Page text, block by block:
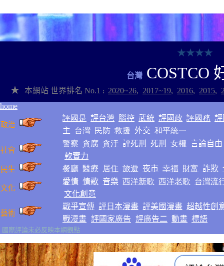
★★★★
台灣 COSTCO
★ 本網站 世界排名 No.1 : 2020~26, 2017~19, 2016, 2015,
home
政治
評國是 評台灣 腦控 武統 評國政 評國務 評
主 台灣 民防 救援 外交 和平統一
社會
警察 貪腐 貪汙 評死刑 死刑 女權 言論自由
軟實力
民生 餐廳 醫療 居住 旅遊 夜市 幸福 財富 詐欺
文化
愛情 情歌 音樂 西洋新歌 西洋老歌 台灣流
文化創意
藝術
戰爭宣傳 評日本漫畫 評美國漫畫 超越性創
戰漫畫 評國家廣告 評廣告二 動畫 標語
國際評論未必反映本網觀點